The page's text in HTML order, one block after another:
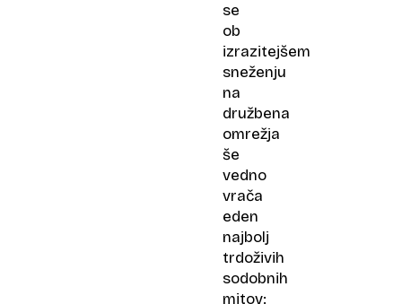
se
ob
izrazitejšem
sneženju
na
družbena
omrežja
še
vedno
vrača
eden
najbolj
trdoživih
sodobnih
mitov: